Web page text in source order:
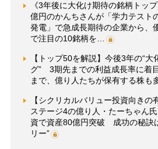
《3年後に大化け期待の銘柄トッ
億円のかんちさんが「学力テスト
発電」で急成長期待の企業から、
で注目の10銘柄を…
【トップ50を解説】今後3年の“
グ” 3期先までの利益成長率に着
まで、億り人たちが保有する株も
【シクリカルバリュー投資向きの
ステージ4の億り人・たーちゃん
資で資産80億円突破 成功の秘訣
リー”